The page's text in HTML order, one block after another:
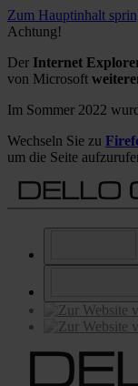
Zum Hauptinhalt
Achtung!
Der Internet
von Microsoft
Im Sommer 2022
Wechseln Sie zu
um die Seite